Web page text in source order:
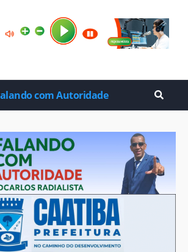
com Autoridade